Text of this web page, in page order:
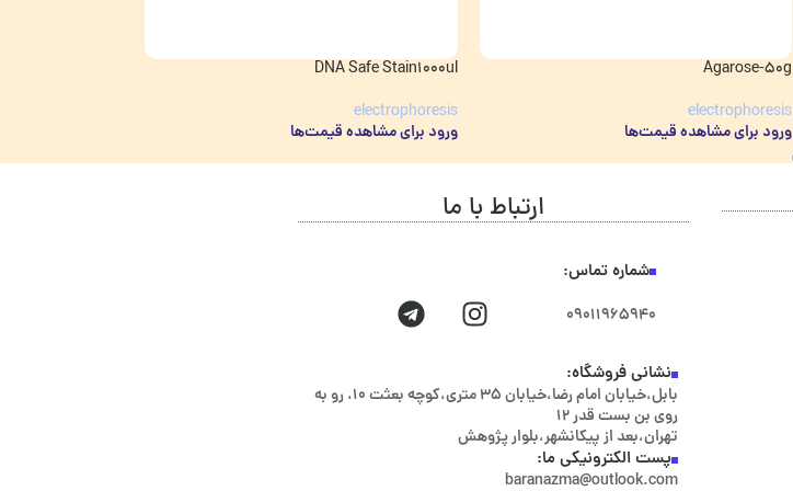
Agarose-50g
electrophoresis
ورود برای مشاهده قیمت‌ها
DNA Safe Stain1000ul
electrophoresis
ورود برای مشاهده قیمت‌ها
ارتباط با ما
شماره تماس:
۰۹۰۱۱۹۶۵۹۴۰
نشانی فروشگاه:
بابل،خیابان امام رضا،خیابان ۳۵ متری،کوچه بعثت ۱۰، رو به
روی بن بست قدر ۱۲
تهران،بعد از پیکانشهر،بلوار پژوهش
پست الکترونیکی ما:
baranazma@outlook.com